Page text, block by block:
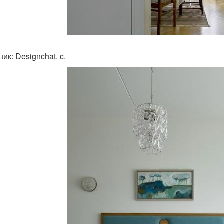
Designchat. c.